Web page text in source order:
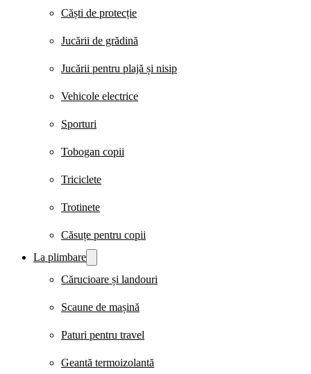
Căști de protecție
Jucării de grădină
Jucării pentru plajă și nisip
Vehicole electrice
Sporturi
Tobogan copii
Triciclete
Trotinete
Căsuțe pentru copii
La plimbare
Cărucioare și landouri
Scaune de mașină
Paturi pentru travel
Geantă termoizolantă